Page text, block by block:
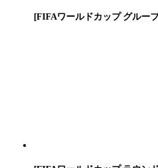
[FIFAワールドカップ グルー